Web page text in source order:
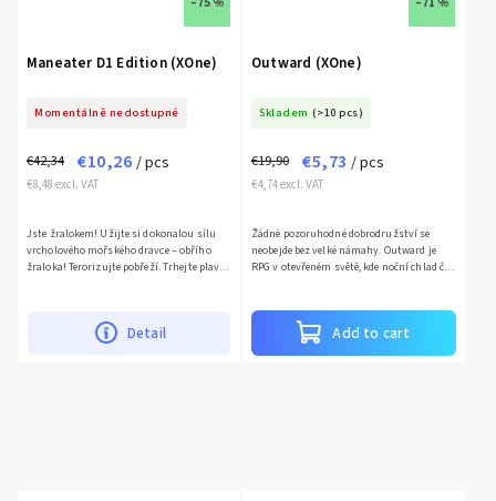
Maneater D1 Edition (XOne)
Momentálně nedostupné
€8,48 excl. VAT
€42,34 €10,26 / pcs
Detail
Jste žralokem! Užijte si dokonalou sílu
vrcholového mořského dravce – obřího
žraloka! Terorizujte pobřeží. Trhejte plavce
Outward (XOne)
Skladem (>10 pcs)
€4,74 excl. VAT
€19,90 €5,73 / pcs
Add to cart
Žádné pozoruhodné dobrodružství se
neobejde bez velké námahy. Outward je
RPG v otevřeném světě, kde noční chlad či